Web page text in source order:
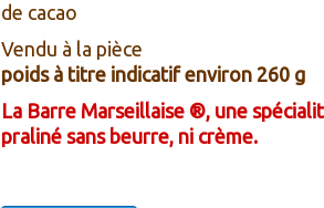
de cacao
Vendu à la pièce
poids à titre indicatif environ 260 g
La Barre Marseillaise ®, une
praliné sans beurre, ni crème.